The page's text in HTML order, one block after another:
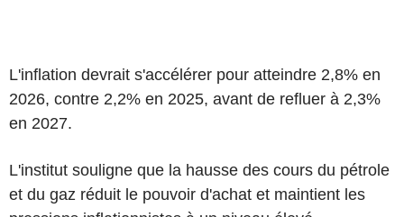
L'inflation devrait s'accélérer pour atteindre 2,8% en
2026, contre 2,2% en 2025, avant de refluer à 2,3%
en 2027.
L'institut souligne que la hausse des cours du pétrole
et du gaz réduit le pouvoir d'achat et maintient les